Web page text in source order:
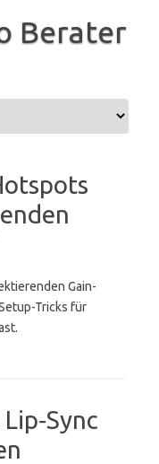
Berater
Gain-
Tricks für